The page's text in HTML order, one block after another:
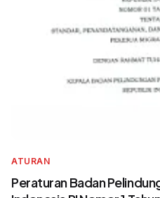
ATURAN
Peraturan Badan